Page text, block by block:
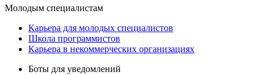
Молодым специалистам
Карьера для молодых специалистов
Школа программистов
Карьера в некоммерческих организациях
Боты для уведомлений